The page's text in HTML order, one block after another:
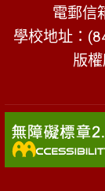
電郵信
學校地址：
版